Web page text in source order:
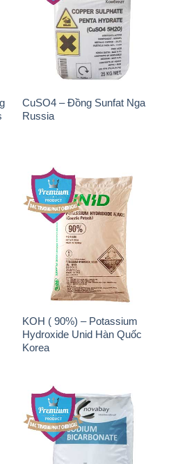
KOH ( 90%) – Potassium
Hydroxide Unid Hàn Quốc
Sodium Bicarbonate – Bicar
NaHCO3 Singapore